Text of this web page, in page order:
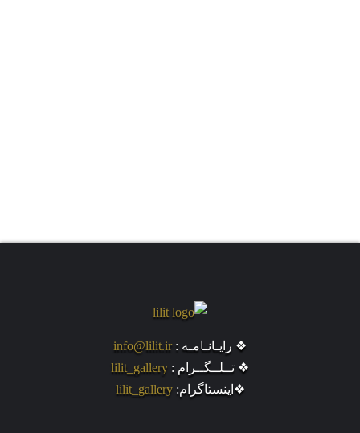
❖ رایـانـامـه : info@lilit.ir
❖ تــلــگــرام : lilit_gallery
❖اینستاگرام: lilit_gallery